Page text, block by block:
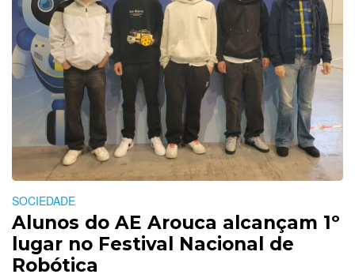
SOCIEDADE
Alunos do AE Arouca alcançam 1º
lugar no Festival Nacional de
Robótica